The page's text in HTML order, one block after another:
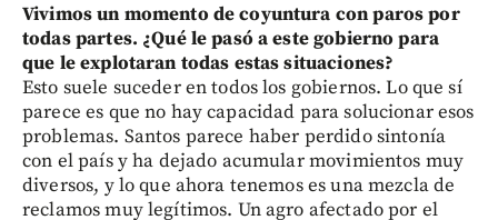
Vivimos un momento de coyuntura con paros por
todas partes. ¿Qué le pasó a este gobierno para
que le explotaran todas estas situaciones?
Esto suele suceder en todos los gobiernos. Lo que sí
parece es que no hay capacidad para solucionar esos
problemas. Santos parece haber perdido sintonía
con el país y ha dejado acumular movimientos muy
diversos, y lo que ahora tenemos es una mezcla de
reclamos muy legítimos. Un agro afectado por el